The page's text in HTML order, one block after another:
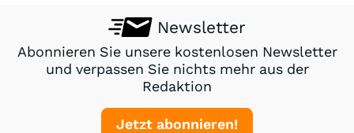
Newsletter
Abonnieren Sie unsere kostenlosen Newsletter
und verpassen Sie nichts mehr aus der
Redaktion
Jetzt abonnieren!